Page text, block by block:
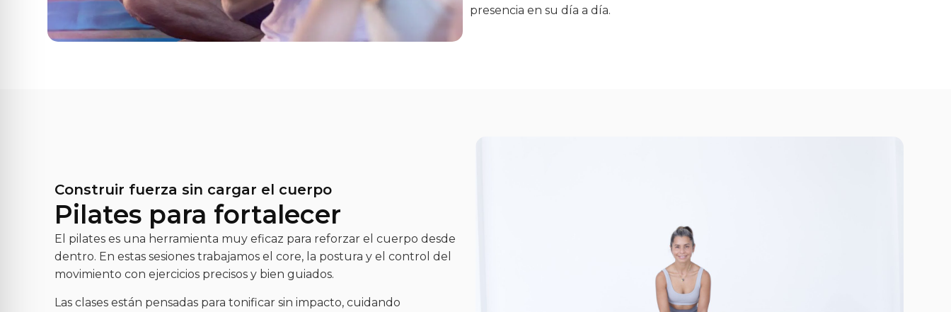
presencia en su día a día.
Construir fuerza sin cargar el cuerpo
Pilates para fortalecer
El pilates es una herramienta muy eficaz para reforzar el cuerpo desde
dentro. En estas sesiones trabajamos el core, la postura y el control del
movimiento con ejercicios precisos y bien guiados.
Las clases están pensadas para tonificar sin impacto, cuidando